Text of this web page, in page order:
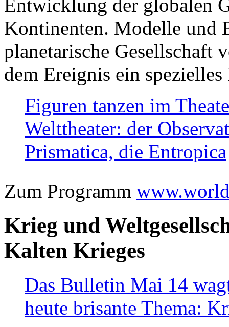
Entwicklung der globalen
Kontinenten. Modelle und
planetarische Gesellschaft
dem Ereignis ein
Figuren tanzen im
Welttheater: der
Prismatica, die Entropica
Zum Programm
Krieg und
Kalten Krieges
Das Bulletin Mai 14
heute brisante Thema: